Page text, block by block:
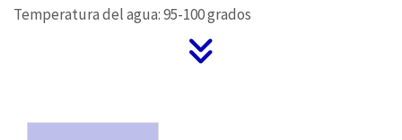
Temperatura del agua: 95-100 grados